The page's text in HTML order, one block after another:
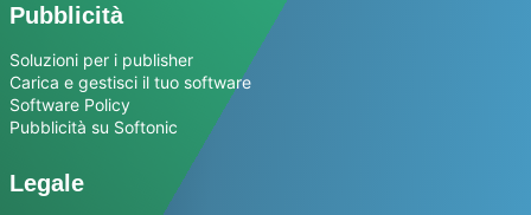
Pubblicità
Soluzioni per i publisher
Carica e gestisci il tuo software
Software Policy
Pubblicità su Softonic
Legale